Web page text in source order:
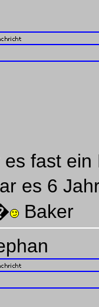
fast ein
es 6
Baker